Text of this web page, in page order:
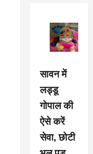
सावन में
लड्डू
गोपाल की
ऐसे करें
सेवा, छोटी